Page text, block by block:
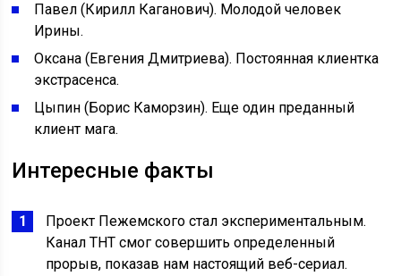
Павел (Кирилл Каганович). Молодой человек
Ирины.
Оксана (Евгения Дмитриева). Постоянная клиентка
экстрасенса.
Цыпин (Борис Каморзин). Еще один преданный
клиент мага.
Интересные факты
Проект Пежемского стал экспериментальным.
Канал ТНТ смог совершить определенный
прорыв, показав нам настоящий веб-сериал.